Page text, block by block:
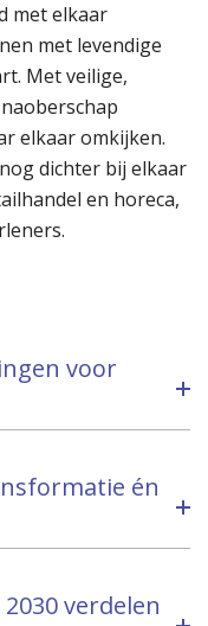
met elkaar
met levendige
Met veilige,
elkaar omkijken.
dichter bij elkaar
en horeca,
voor
én
verdelen